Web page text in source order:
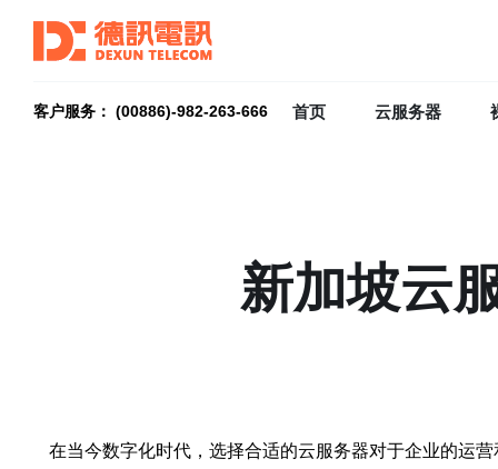
客户服务： (00886)-982-263-666 首页 云服务器
新加坡云
在当今数字化时代，选择合适的云服务器对于企业的运